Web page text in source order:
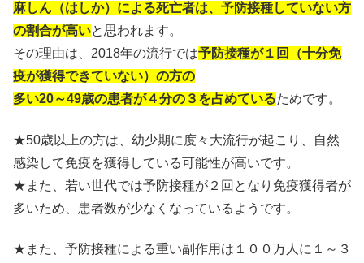
麻しん（はしか）による死亡者は、予防接種していない方
の割合が高いと思われます。
その理由は、2018年の流行では予防接種が１回（十分免
疫が獲得できていない）の方の
多い20～49歳の患者が４分の３を占めているためです。
★50歳以上の方は、幼少期に度々大流行が起こり、自然
感染して免疫を獲得している可能性が高いです。
★また、若い世代では予防接種が２回となり免疫獲得者が
多いため、患者数が少なくなっているようです。
★また、予防接種による重い副作用は１００万人に１～３